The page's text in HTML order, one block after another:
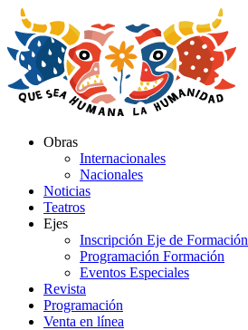
al
contenido
Obras
Internacionales
Nacionales
Noticias
Teatros
Ejes
Inscripción Eje de Formación
Programación Formación
Eventos Especiales
Revista
Programación
Venta en línea